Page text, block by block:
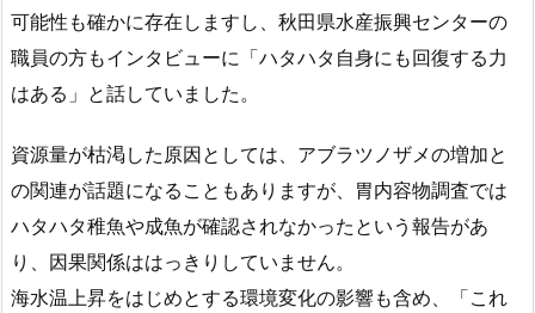
可能性も確かに存在しますし、秋田県水産振興センターの
職員の方もインタビューに「ハタハタ自身にも回復する力
はある」と話していました。
資源量が枯渇した原因としては、アブラツノザメの増加と
の関連が話題になることもありますが、胃内容物調査では
ハタハタ稚魚や成魚が確認されなかったという報告があ
り、因果関係ははっきりしていません。
海水温上昇をはじめとする環境変化の影響も含め、「これ